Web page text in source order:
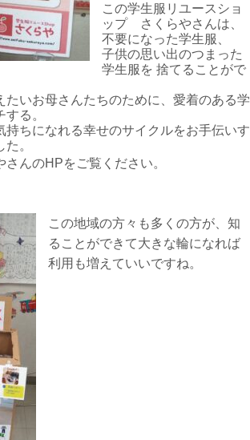
この学生服リユースショ
ップ さくらやさんは、
不要になった学生服、
子供の思い出のつまった
学生服を 捨てることがで
たいお母さんたちのために、愛着のある学
る。
持ちになれる幸せのサイクルをお手伝いす
。
んのHPをご覧ください。
この地域の方々も多くの方が、知
ることができて大きな輪になれば
利用も増えていいですね。